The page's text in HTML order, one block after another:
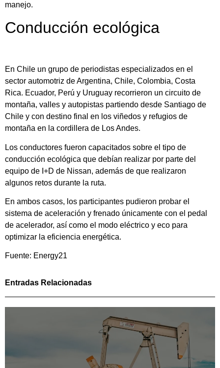
manejo.
Conducción ecológica
En Chile un grupo de periodistas especializados en el
sector automotriz de Argentina, Chile, Colombia, Costa
Rica. Ecuador, Perú y Uruguay recorrieron un circuito de
montaña, valles y autopistas partiendo desde Santiago de
Chile y con destino final en los viñedos y refugios de
montaña en la cordillera de Los Andes.
Los conductores fueron capacitados sobre el tipo de
conducción ecológica que debían realizar por parte del
equipo de I+D de Nissan, además de que realizaron
algunos retos durante la ruta.
En ambos casos, los participantes pudieron probar el
sistema de aceleración y frenado únicamente con el pedal
de acelerador, así como el modo eléctrico y eco para
optimizar la eficiencia energética.
Fuente: Energy21
Entradas Relacionadas